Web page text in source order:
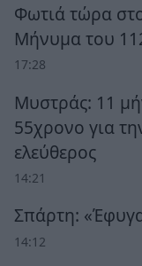
Φωτιά τώρα
Μήνυμα του
17:28
Μυστράς: 11
55χρονο για
ελεύθερος
14:21
Σπάρτη:
14:12